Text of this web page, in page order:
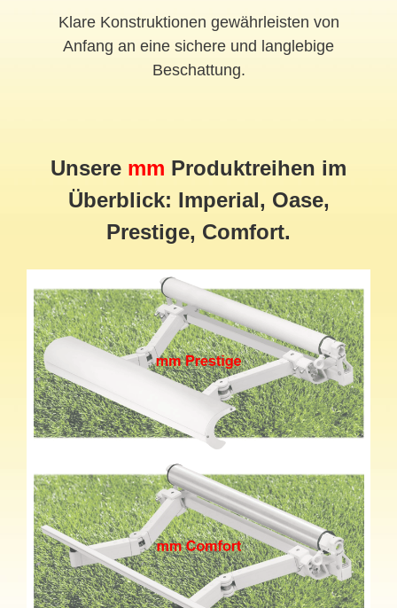
Klare Konstruktionen gewährleisten von
Anfang an eine sichere und langlebige
Beschattung.
Unsere mm Produktreihen im
Überblick: Imperial, Oase,
Prestige, Comfort.